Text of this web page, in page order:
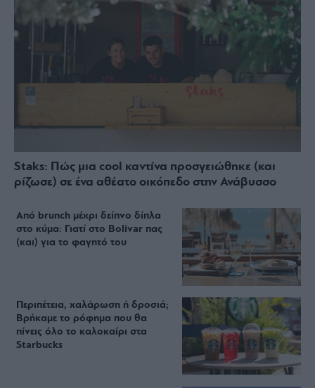
Staks: Πώς μια cool καντίνα προσγειώθηκε (και
ρίζωσε) σε ένα αθέατο οικόπεδο στην Ανάβυσσο
Από brunch μέχρι δείπνο δίπλα
στο κύμα: Γιατί στο Bolivar πας
(και) για το φαγητό του
Περιπέτεια, χαλάρωση ή δροσιά;
Βρήκαμε το ρόφημα που θα
πίνεις όλο το καλοκαίρι στα
Starbucks